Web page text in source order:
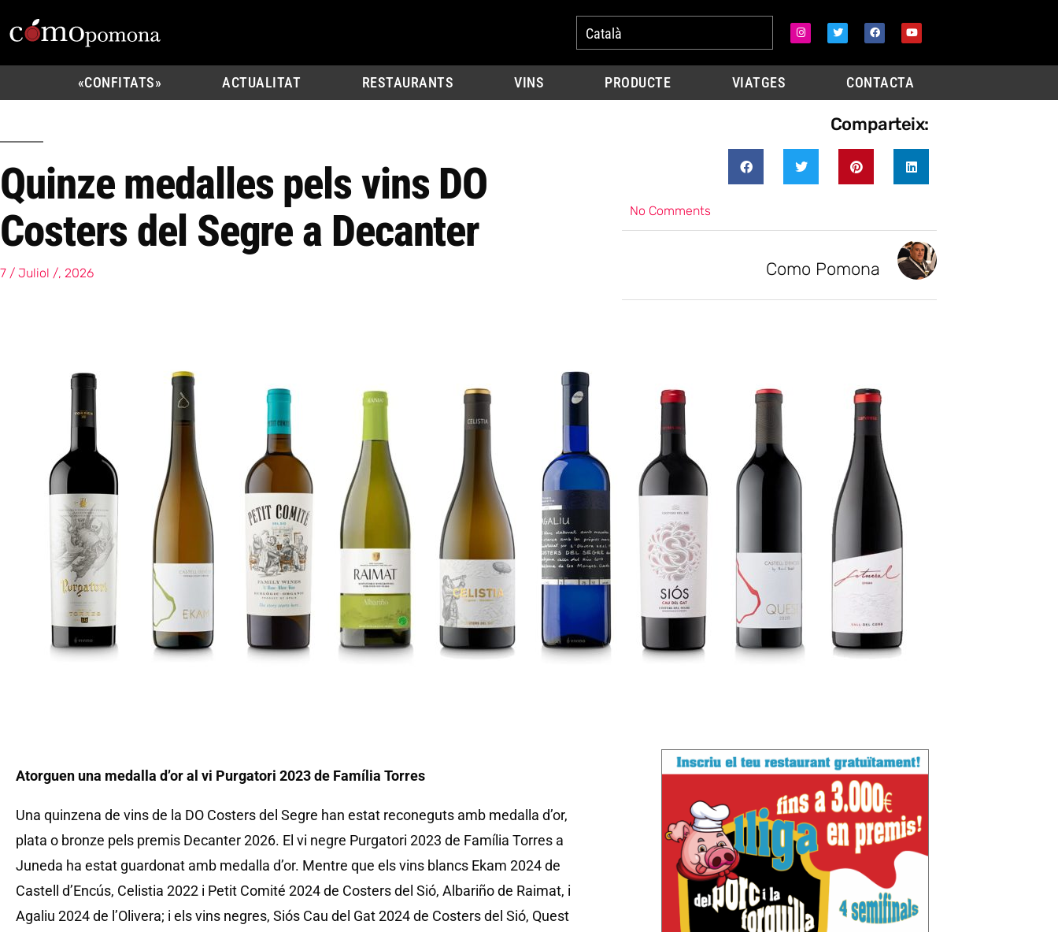
Català
«CONFITATS» ACTUALITAT RESTAURANTS VINS PRODUCTE VIATGES CONTACTA
Quinze medalles pels vins DO
Costers del Segre a Decanter
7 / Juliol /, 2026
Comparteix:
No Comments
Como Pomona
Atorguen una medalla d’or al vi Purgatori 2023 de Família Torres
Una quinzena de vins de la DO Costers del Segre han estat reconeguts amb medalla d’or,
plata o bronze pels premis Decanter 2026. El vi negre Purgatori 2023 de Família Torres a
Juneda ha estat guardonat amb medalla d’or. Mentre que els vins blancs Ekam 2024 de
Castell d’Encús, Celistia 2022 i Petit Comité 2024 de Costers del Sió, Albariño de Raimat, i
Agaliu 2024 de l’Olivera; i els vins negres, Siós Cau del Gat 2024 de Costers del Sió, Quest